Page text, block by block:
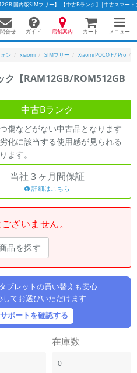
国内版SIMフリー】 【中古Bランク】|中古スマー
合せ ガイド 店舗案内 カート メニュー
ン xiaomi SIMフリー Xiaomi POCO F7 Pro
【RAM12GB/ROM512GB
中古Bランク
傷などがない中古品となります
化に該当する使用感が見られる
ます。
当社３ヶ月間保証
詳細はこちら
ざいません。
品を探す
ブレットの買い替えも安心
てお選びいただけます
ポートを確認する
在庫数
0
に切り替える